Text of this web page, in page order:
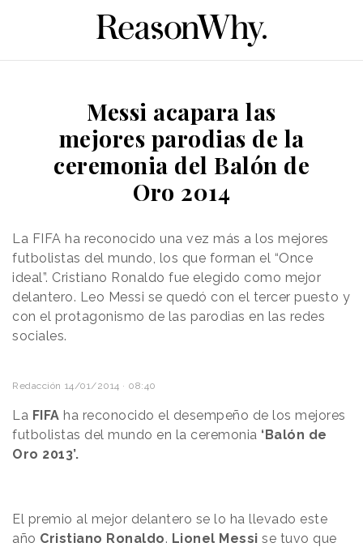
Messi acapara las
mejores parodias de la
ceremonia del Balón de
Oro 2014
La FIFA ha reconocido una vez más a los mejores
futbolistas del mundo, los que forman el “Once
ideal”. Cristiano Ronaldo fue elegido como mejor
delantero. Leo Messi se quedó con el tercer puesto y
con el protagonismo de las parodias en las redes
sociales.
Redacción 14/01/2014 · 08:40
La FIFA ha reconocido el desempeño de los mejores
futbolistas del mundo en la ceremonia ‘Balón de
Oro 2013’.
El premio al mejor delantero se lo ha llevado este
año Cristiano Ronaldo. Lionel Messi se tuvo que